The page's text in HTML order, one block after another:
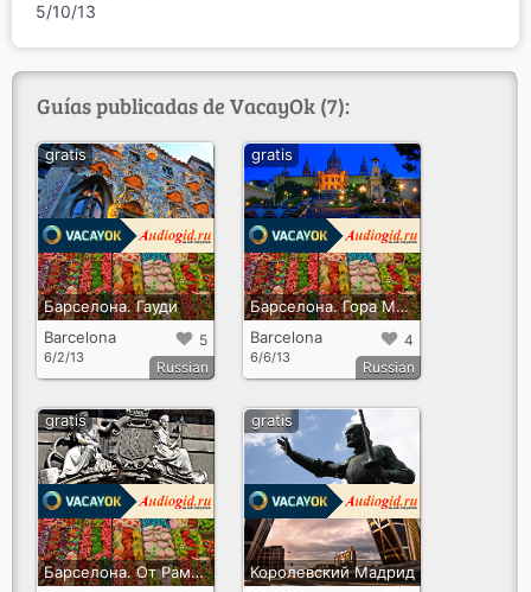
5/10/13
Guías publicadas de VacayOk (7):
Барселона. Гауди
5
Barcelona
6/2/13
gratis
Russian
Барселона. Гора Монтжуик
4
Barcelona
6/6/13
gratis
Russian
Барселона. От Рамблы до Сьютадельи
gratis
Королевский Мадрид
gratis